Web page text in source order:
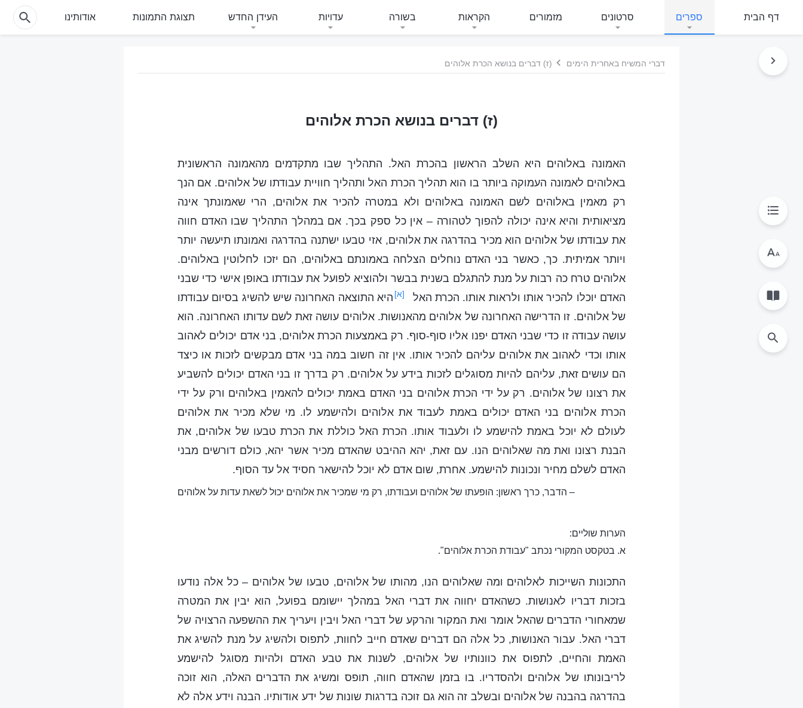
דף הבית ספרים סרטונים מזמורים הקראות בשורה עדויות העידן החדש תצוגת התמונות אודותינו
דברי המשיח באחרית הימים (ז) דברים בנושא הכרת אלוהים
(ז) דברים בנושא הכרת אלוהים
האמונה באלוהים היא השלב הראשון בהכרת האל. התהליך שבו מתקדמים מהאמונה הראשונית
באלוהים לאמונה העמוקה ביותר בו הוא תהליך הכרת האל ותהליך חוויית עבודתו של אלוהים. אם הנך
רק מאמין באלוהים לשם האמונה באלוהים ולא במטרה להכיר את אלוהים, הרי שאמונתך אינה
מציאותית והיא אינה יכולה להפוך לטהורה – אין כל ספק בכך. אם במהלך התהליך שבו האדם חווה
את עבודתו של אלוהים הוא מכיר בהדרגה את אלוהים, אזי טבעו ישתנה בהדרגה ואמונתו תיעשה יותר
ויותר אמיתית. כך, כאשר בני האדם נוחלים הצלחה באמונתם באלוהים, הם יזכו לחלוטין באלוהים.
אלוהים טרח כה רבות על מנת להתגלם בשנית בבשר ולהוציא לפועל את עבודתו באופן אישי כדי שבני
האדם יוכלו להכיר אותו ולראות אותו. הכרת האל
[א]היא התוצאה האחרונה שיש להשיג בסיום עבודתו
של אלוהים. זו הדרישה האחרונה של אלוהים מהאנושות. אלוהים עושה זאת לשם עדותו האחרונה. הוא
עושה עבודה זו כדי שבני האדם יפנו אליו סוף-סוף. רק באמצעות הכרת אלוהים, בני אדם יכולים לאהוב
אותו וכדי לאהוב את אלוהים עליהם להכיר אותו. אין זה חשוב במה בני אדם מבקשים לזכות או כיצד
הם עושים זאת, עליהם להיות מסוגלים לזכות בידע על אלוהים. רק בדרך זו בני האדם יכולים להשביע
את רצונו של אלוהים. רק על ידי הכרת אלוהים בני האדם באמת יכולים להאמין באלוהים ורק על ידי
הכרת אלוהים בני האדם יכולים באמת לעבוד את אלוהים ולהישמע לו. מי שלא מכיר את אלוהים
לעולם לא יוכל באמת להישמע לו ולעבוד אותו. הכרת האל כוללת את הכרת טבעו של אלוהים, את
הבנת רצונו ואת מה שאלוהים הנו. עם זאת, יהא ההיבט שהאדם מכיר אשר יהא, כולם דורשים מבני
האדם לשלם מחיר ונכונות להישמע. אחרת, שום אדם לא יוכל להישאר חסיד אל עד הסוף.
– הדבר, כרך ראשון: הופעתו של אלוהים ועבודתו, רק מי שמכיר את אלוהים יכול לשאת עדות על אלוהים
הערות שוליים:
א. בטקסט המקורי נכתב "עבודת הכרת אלוהים".
התכונות השייכות לאלוהים ומה שאלוהים הנו, מהותו של אלוהים, טבעו של אלוהים – כל אלה נודעו
בזכות דבריו לאנושות. כשהאדם יחווה את דברי האל במהלך יישומם בפועל, הוא יבין את המטרה
שמאחורי הדברים שהאל אומר ואת המקור והרקע של דברי האל ויבין ויעריך את ההשפעה הרצויה של
דברי האל. עבור האנושות, כל אלה הם דברים שאדם חייב לחוות, לתפוס ולהשיג על מנת להשיג את
האמת והחיים, לתפוס את כוונותיו של אלוהים, לשנות את טבע האדם ולהיות מסוגל להישמע
לריבונותו של אלוהים ולהסדריו. בו בזמן שהאדם חווה, תופס ומשיג את הדברים האלה, הוא זוכה
בהדרגה בהבנה של אלוהים ובשלב זה הוא גם זוכה בדרגות שונות של ידע אודותיו. הבנה וידע אלה לא